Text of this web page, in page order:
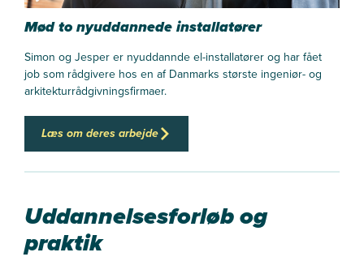
Mød to nyuddannede installatører
Simon og Jesper er nyuddannde el-installatører og har fået
job som rådgivere hos en af Danmarks største ingeniør- og
arkitekturrådgivningsfirmaer.
Læs om deres arbejde
Uddannelsesforløb og
praktik